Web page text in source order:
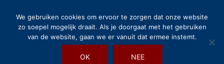
We gebruiken cookies om ervoor te zorgen dat onze website
zo soepel mogelijk draait. Als je doorgaat met het gebruiken
van de website, gaan we er vanuit dat ermee instemt.
OK NEE